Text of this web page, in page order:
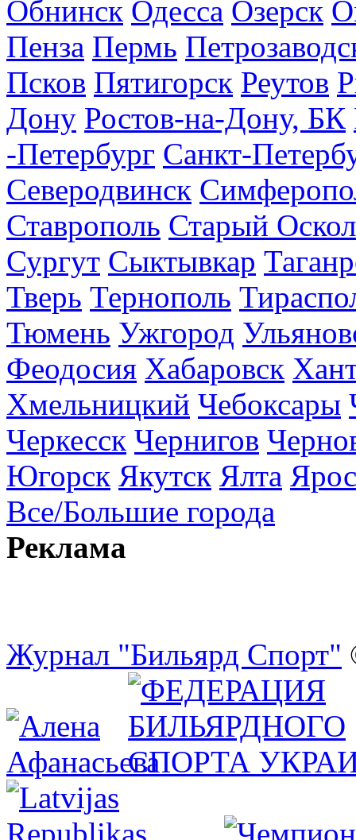
Обнинск Одесса Озерск
Пенза Пермь
Псков Пятигорск Реутов
Дону Ростов-на-Дону, БК
-Петербург Санкт-
Северодвинск
Ставрополь Старый Оскол
Сургут Сыктывкар
Тверь Тернополь
Тюмень Ужгород
Феодосия Хабаровск
Хмельницкий Чебоксары
Черкесск Чернигов
Югорск Якутск Ялта
Все/Большие города
Реклама
Журнал "Бильярд Спорт"